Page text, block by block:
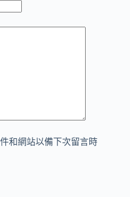
和網站以備下次留言時